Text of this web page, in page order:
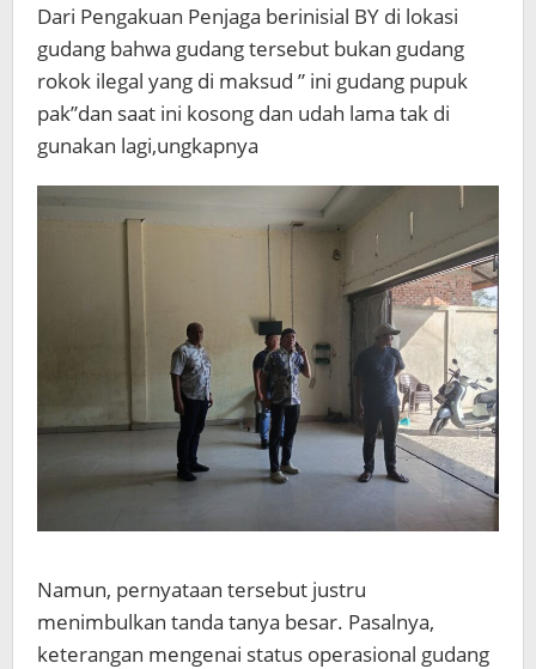
Dari Pengakuan Penjaga berinisial BY di lokasi
gudang bahwa gudang tersebut bukan gudang
rokok ilegal yang di maksud ” ini gudang pupuk
pak”dan saat ini kosong dan udah lama tak di
gunakan lagi,ungkapnya
Namun, pernyataan tersebut justru
menimbulkan tanda tanya besar. Pasalnya,
keterangan mengenai status operasional gudang